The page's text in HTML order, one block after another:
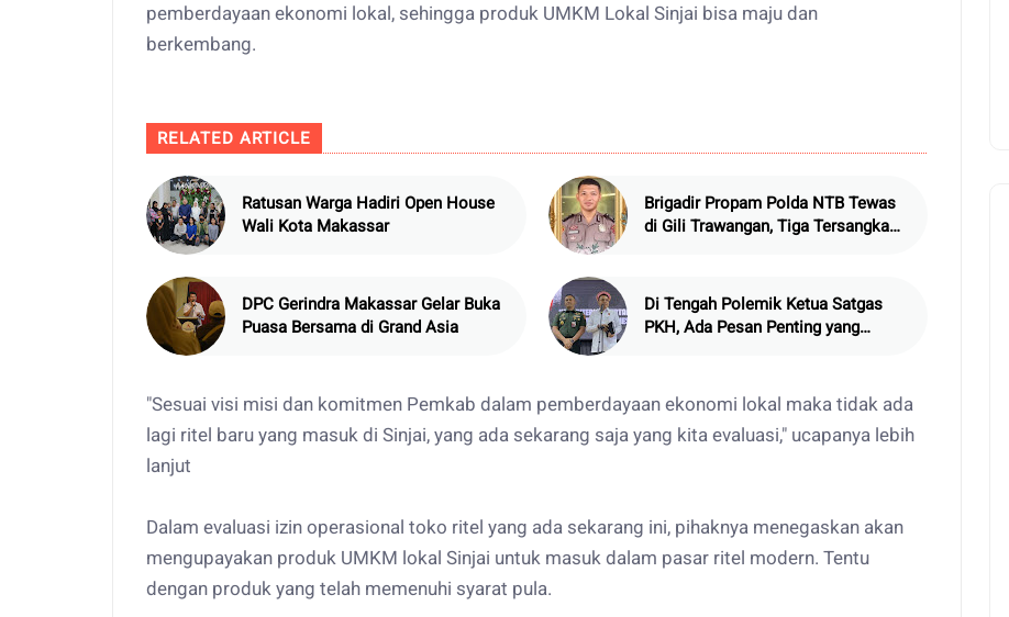
pemberdayaan ekonomi lokal, sehingga produk UMKM Lokal Sinjai bisa maju dan
berkembang.
RELATED ARTICLE
Ratusan Warga Hadiri Open House
Wali Kota Makassar
Brigadir Propam Polda NTB Tewas
di Gili Trawangan, Tiga Tersangka
DPC Gerindra Makassar Gelar Buka
Puasa Bersama di Grand Asia
Di Tengah Polemik Ketua Satgas
PKH, Ada Pesan Penting yang
"Sesuai visi misi dan komitmen Pemkab dalam pemberdayaan ekonomi lokal maka tidak ada
lagi ritel baru yang masuk di Sinjai, yang ada sekarang saja yang kita evaluasi," ucapanya lebih
lanjut
Dalam evaluasi izin operasional toko ritel yang ada sekarang ini, pihaknya menegaskan akan
mengupayakan produk UMKM lokal Sinjai untuk masuk dalam pasar ritel modern. Tentu
dengan produk yang telah memenuhi syarat pula.